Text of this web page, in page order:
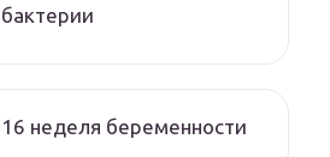
бактерии
16 неделя беременности